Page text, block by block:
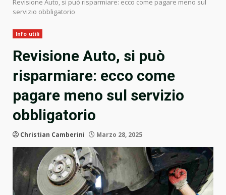
Revisione Auto, si può risparmiare: ecco come pagare meno sul
servizio obbligatorio
Info utili
Revisione Auto, si può
risparmiare: ecco come
pagare meno sul servizio
obbligatorio
Christian Camberini Marzo 28, 2025